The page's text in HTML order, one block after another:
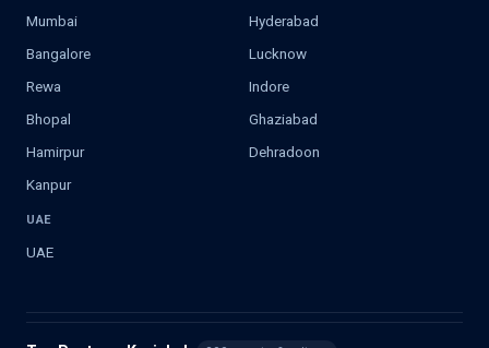
Mumbai
Hyderabad
Bangalore
Lucknow
Rewa
Indore
Bhopal
Ghaziabad
Hamirpur
Dehradoon
Kanpur
UAE
UAE